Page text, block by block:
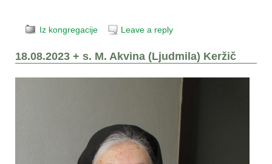
Iz kongregacije Leave a reply
18.08.2023 + s. M. Akvina (Ljudmila) Keržič